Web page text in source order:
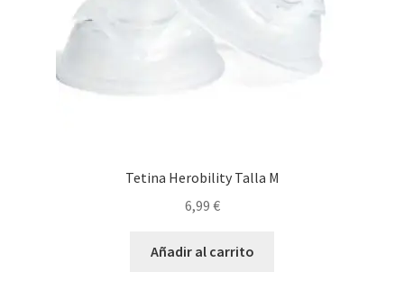
Tetina Herobility Talla M
6,99 €
Añadir al carrito